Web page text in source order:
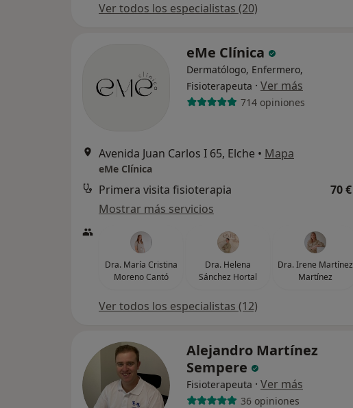
Ver todos los especialistas (20)
eMe Clínica
Dermatólogo, Enfermero,
Fisioterapeuta · Ver más
714 opiniones
Avenida Juan Carlos I 65, Elche • Mapa
eMe Clínica
Primera visita fisioterapia
70 €
Mostrar más servicios
Dra. María Cristina
Moreno Cantó
Dra. Helena
Sánchez Hortal
Dra. Irene Martínez
Martínez
Ver todos los especialistas (12)
Alejandro Martínez
Sempere
Fisioterapeuta · Ver más
36 opiniones